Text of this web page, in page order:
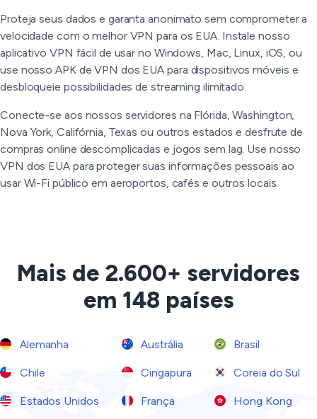
Proteja seus dados e garanta anonimato sem comprometer a
velocidade com o melhor VPN para os EUA. Instale nosso
aplicativo VPN fácil de usar no Windows, Mac, Linux, iOS, ou
use nosso APK de VPN dos EUA para dispositivos móveis e
desbloqueie possibilidades de streaming ilimitado.
Conecte-se aos nossos servidores na Flórida, Washington,
Nova York, Califórnia, Texas ou outros estados e desfrute de
compras online descomplicadas e jogos sem lag. Use nosso
VPN dos EUA para proteger suas informações pessoais ao
usar Wi-Fi público em aeroportos, cafés e outros locais.
Mais de 2.600+ servidores
em 148 países
Alemanha Austrália Brasil
Chile Cingapura Coreia do Sul
Estados Unidos França Hong Kong